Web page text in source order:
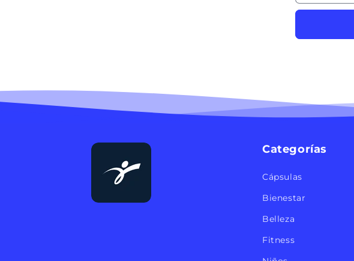
Categorías
Cápsulas
Bienestar
Belleza
Fitness